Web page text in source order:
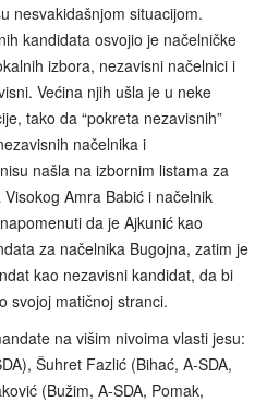
nesvakidašnjom situacijom.
kandidata osvojio je načelničke
izbora, nezavisni načelnici i
Većina njih ušla je u neke
tako da “pokreta nezavisnih”
načelnika i
našla na izbornim listama za
Amra Babić i načelnik
da je Ajkunić kao
za načelnika Bugojna, zatim je
kao nezavisni kandidat, da bi
svojoj matičnoj stranci.
na višim nivoima vlasti jesu:
Šuhret Fazlić (Bihać, A-SDA,
(Bužim, A-SDA, Pomak,